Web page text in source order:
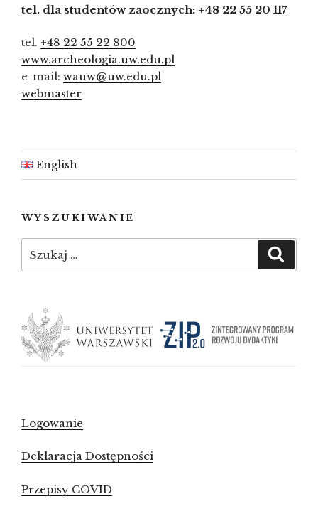
tel. dla studentów zaocznych: +48 22 55 20 117
tel. +48 22 55 22 800
www.archeologia.uw.edu.pl
e-mail: wauw@uw.edu.pl
webmaster
English
WYSZUKIWANIE
Logowanie
Deklaracja Dostępności
Przepisy COVID